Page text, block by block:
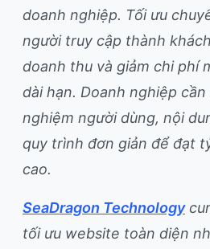
doanh nghiệp. Tối ưu
người truy cập thành
doanh thu và giảm chi phí
dài hạn. Doanh nghiệp
nghiệm người dùng, nội
quy trình đơn giản để đạt
cao.
SeaDragon Technology
tối ưu website toàn diện